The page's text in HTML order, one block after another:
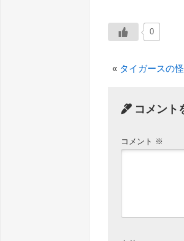
0
« タイガースの怪
コメント
コメント ※